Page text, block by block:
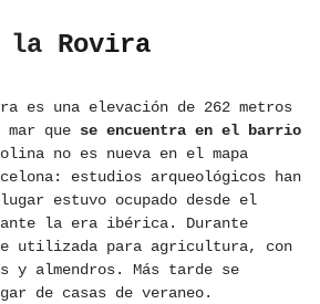
la Rovira
es una elevación de 262 metros
que se encuentra en el barrio
no es nueva en el mapa
estudios arqueológicos han
estuvo ocupado desde el
la era ibérica. Durante
utilizada para agricultura, con
y almendros. Más tarde se
de casas de veraneo.